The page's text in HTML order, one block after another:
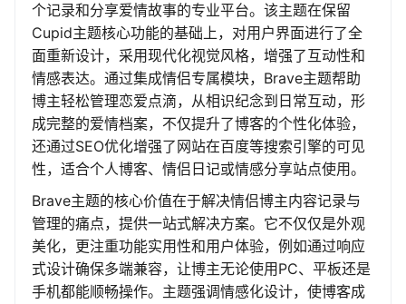
个记录和分享爱情故事的专业平台。该主题在保留
Cupid主题核心功能的基础上，对用户界面进行了全
面重新设计，采用现代化视觉风格，增强了互动性和
情感表达。通过集成情侣专属模块，Brave主题帮助
博主轻松管理恋爱点滴，从相识纪念到日常互动，形
成完整的爱情档案，不仅提升了博客的个性化体验，
还通过SEO优化增强了网站在百度等搜索引擎的可见
性，适合个人博客、情侣日记或情感分享站点使用。
Brave主题的核心价值在于解决情侣博主内容记录与
管理的痛点，提供一站式解决方案。它不仅仅是外观
美化，更注重功能实用性和用户体验，例如通过响应
式设计确保多端兼容，让博主无论使用PC、平板还是
手机都能顺畅操作。主题强调情感化设计，使博客成